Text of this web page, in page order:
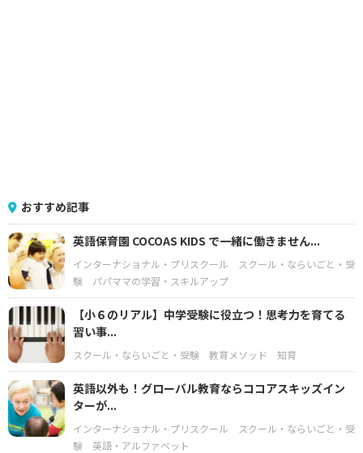
おすすめ記事
英語保育園 COCOAS KIDS で一緒に働きません...
インターナショナル・プリスクール
スクール・ならいごと・受
験
パパママの学習・スキルアップ
【小６のリアル】中学受験に役立つ！思考力を育てる
習い事...
スクール・ならいごと・受験 教育メソッド 知育
英語以外も！グローバル教育ならココアスキッズイン
ターが...
インターナショナル・プリスクール
スクール・ならいごと・受
験
英語・アルファベット